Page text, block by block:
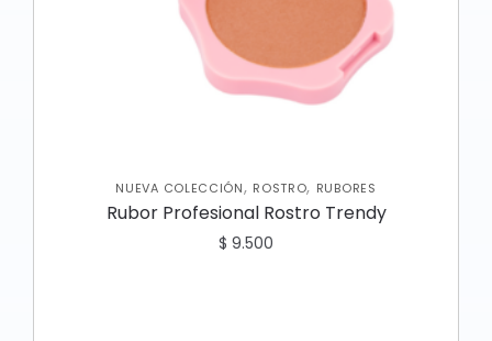
NUEVA COLECCIÓN, ROSTRO, RUBORES
Rubor Profesional Rostro Trendy
$ 9.500